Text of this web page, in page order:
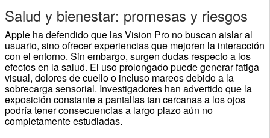
Salud y bienestar: promesas y riesgos
Apple ha defendido que las Vision Pro no buscan aislar al
usuario, sino ofrecer experiencias que mejoren la interacción
con el entorno. Sin embargo, surgen dudas respecto a los
efectos en la salud. El uso prolongado puede generar fatiga
visual, dolores de cuello o incluso mareos debido a la
sobrecarga sensorial. Investigadores han advertido que la
exposición constante a pantallas tan cercanas a los ojos
podría tener consecuencias a largo plazo aún no
completamente estudiadas.